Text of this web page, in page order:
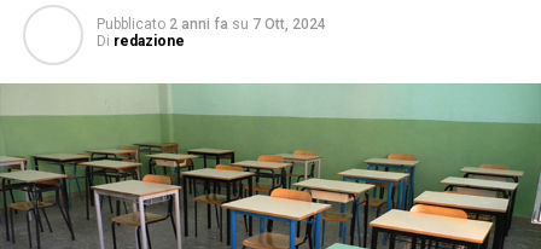
Pubblicato 2 anni fa su 7 Ott, 2024
Di redazione